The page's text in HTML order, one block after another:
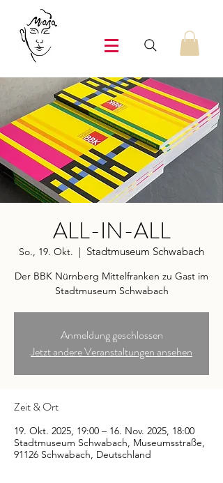
ALL-IN-ALL
So., 19. Okt.
  |
Stadtmuseum Schwabach
Der BBK Nürnberg Mittelfranken zu Gast im
Stadtmuseum Schwabach
Anmeldung geschlossen
Jetzt andere Veranstaltungen ansehen
Zeit & Ort
19. Okt. 2025, 19:00 – 16. Nov. 2025, 18:00
Stadtmuseum Schwabach, Museumsstraße,
91126 Schwabach, Deutschland